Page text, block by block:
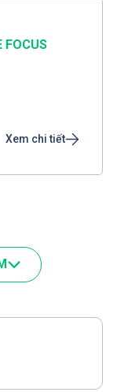
FOCUS
Xem chi tiết